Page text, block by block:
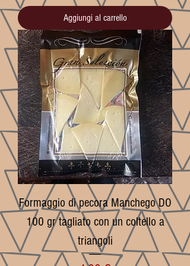
Aggiungi al carrello
Formaggio di pecora Manchego DO
100 gr tagliato con un coltello a
triangoli